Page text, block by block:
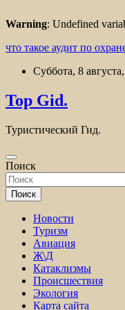
Warning: Undefined
что такое аудит по
Перейти
содержимому
Суббота, 8
Top Gid.
Туристический Гид.
Поиск
Поиск
Новости
Туризм
Авиация
Ж\Д
Катаклизмы
Происшествия
Экология
Карта сайта